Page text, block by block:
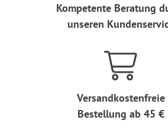
Kompetente Beratung
unseren
Versandkostenfreie
Bestellung ab 45 €